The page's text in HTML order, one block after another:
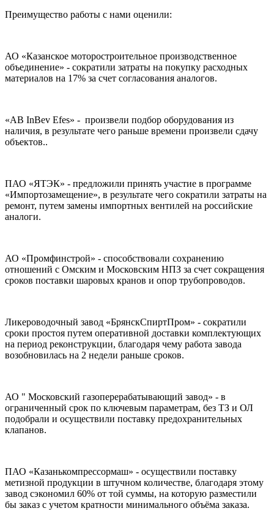
Преимущество работы с нами оценили:
АО «Казанское моторостроительное производственное
объединение» - сократили затраты на покупку расходных
материалов на 17% за счет согласования аналогов.
«AB InBev Efes» - произвели подбор оборудования из
наличия, в результате чего раньше времени произвели сдачу
объектов..
ПАО «ЯТЭК» - предложили принять участие в программе
«Импортозамещение», в результате чего сократили затраты на
ремонт, путем замены импортных вентилей на российские
аналоги.
АО «Промфинстрой» - способствовали сохранению
отношений с Омским и Московским НПЗ за счет сокращения
сроков поставки шаровых кранов и опор трубопроводов.
Ликероводочный завод «БрянскСпиртПром» - сократили
сроки простоя путем оперативной доставки комплектующих
на период реконструкции, благодаря чему работа завода
возобновилась на 2 недели раньше сроков.
АО " Московский газоперерабатывающий завод» - в
ограниченный срок по ключевым параметрам, без ТЗ и ОЛ
подобрали и осуществили поставку предохранительных
клапанов.
ПАО «Казанькомпрессормаш» - осуществили поставку
метизной продукции в штучном количестве, благодаря этому
завод сэкономил 60% от той суммы, на которую разместили
бы заказ с учетом кратности минимального объёма заказа.